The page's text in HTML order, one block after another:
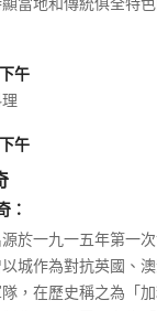
下午
下午
：
於一九一五年第一
城作為對抗英國、
，在歷史稱之為「